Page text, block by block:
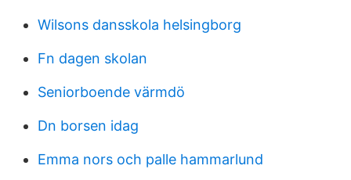
Wilsons dansskola helsingborg
Fn dagen skolan
Seniorboende värmdö
Dn borsen idag
Emma nors och palle hammarlund